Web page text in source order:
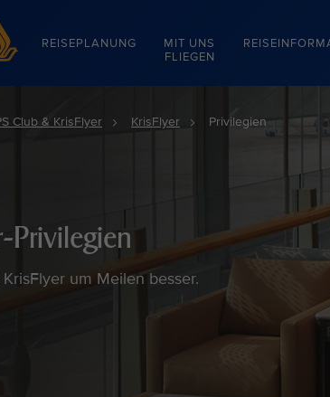
Home
REISEPLANUNG
MIT UNS
FLIEGEN
Club & KrisFlyer KrisFlyer Privilegien
Privilegien
um Meilen besser.